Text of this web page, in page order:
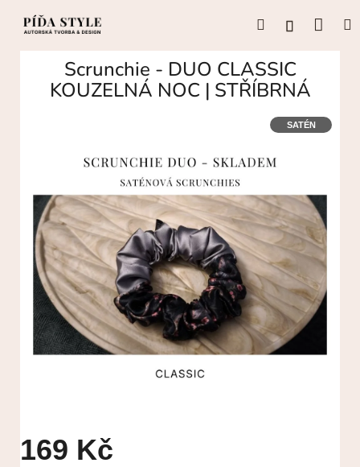
HledatPřihlášení
Scrunchie - DUO CLASSIC
KOUZELNÁ NOC | STŘÍBRNÁ
SATÉN
169 Kč